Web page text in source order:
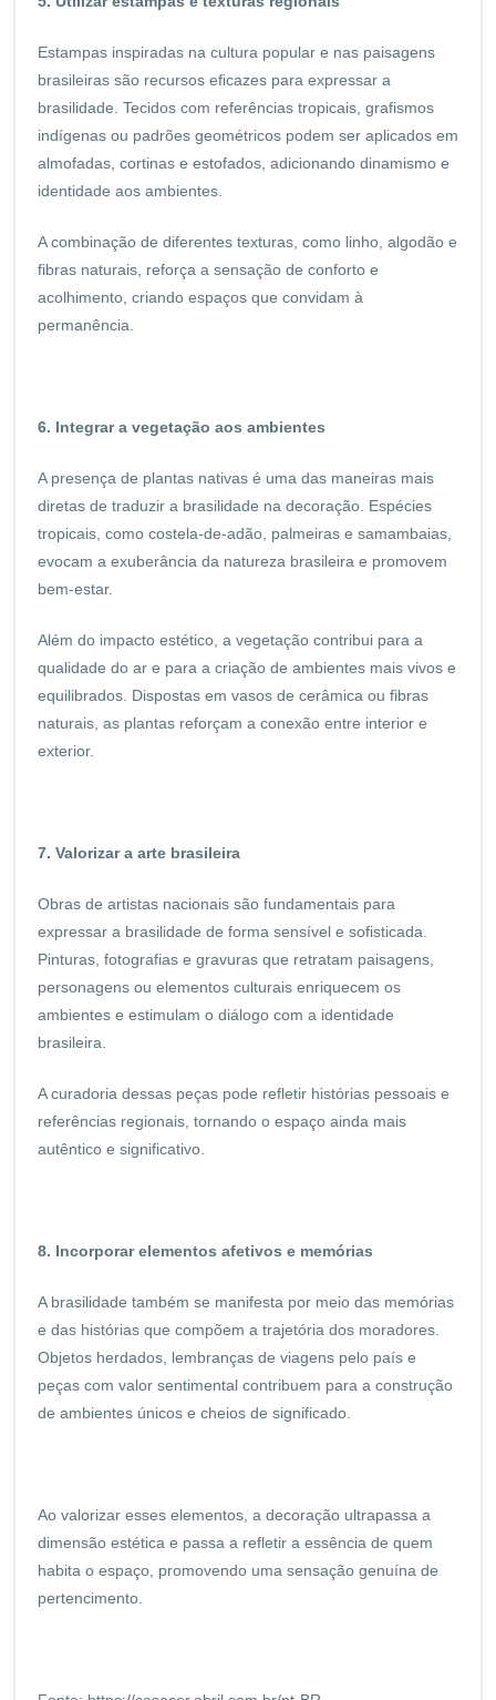
Estampas inspiradas na cultura popular e nas paisagens
brasileiras são recursos eficazes para expressar a
brasilidade. Tecidos com referências tropicais, grafismos
indígenas ou padrões geométricos podem ser aplicados em
almofadas, cortinas e estofados, adicionando dinamismo e
identidade aos ambientes.
A combinação de diferentes texturas, como linho, algodão e
fibras naturais, reforça a sensação de conforto e
acolhimento, criando espaços que convidam à
permanência.
6. Integrar a vegetação aos ambientes
A presença de plantas nativas é uma das maneiras mais
diretas de traduzir a brasilidade na decoração. Espécies
tropicais, como costela-de-adão, palmeiras e samambaias,
evocam a exuberância da natureza brasileira e promovem
bem-estar.
Além do impacto estético, a vegetação contribui para a
qualidade do ar e para a criação de ambientes mais vivos e
equilibrados. Dispostas em vasos de cerâmica ou fibras
naturais, as plantas reforçam a conexão entre interior e
exterior.
7. Valorizar a arte brasileira
Obras de artistas nacionais são fundamentais para
expressar a brasilidade de forma sensível e sofisticada.
Pinturas, fotografias e gravuras que retratam paisagens,
personagens ou elementos culturais enriquecem os
ambientes e estimulam o diálogo com a identidade
brasileira.
A curadoria dessas peças pode refletir histórias pessoais e
referências regionais, tornando o espaço ainda mais
autêntico e significativo.
8. Incorporar elementos afetivos e memórias
A brasilidade também se manifesta por meio das memórias
e das histórias que compõem a trajetória dos moradores.
Objetos herdados, lembranças de viagens pelo país e
peças com valor sentimental contribuem para a construção
de ambientes únicos e cheios de significado.
Ao valorizar esses elementos, a decoração ultrapassa a
dimensão estética e passa a refletir a essência de quem
habita o espaço, promovendo uma sensação genuína de
pertencimento.